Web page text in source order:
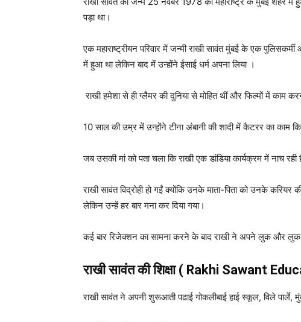
पड़ा था।
एक महाराष्ट्रीयन परिवार में जन्मी राखी सावंत मुंबई के एक
में हुआ था लेकिन बाद में उन्होंने ईसाई धर्म अपना लिया ।
राखी हमेशा से ही ग्लैमर की दुनिया से मोहित थीं और फिल्मों में काम
10 साल की उम्र में उन्होंने टीना अंबानी की शादी में कैटरर का काम
जब उसकी मां को पता चला कि राखी एक डांडिया कार्यक्रम में नाच
राखी सावंत विद्रोही हो गईं क्योंकि उनके माता-पिता को उनके
लेकिन उन्हें हर बार मना कर दिया गया।
कई बार रिजेक्शन का सामना करने के बाद राखी ने अपने लुक और लुक
राखी सावंत की शिक्षा ( Rakhi Sawant
राखी सावंत ने अपनी शुरूआती पढाई गोकलीबाई हाई स्कूल, विले